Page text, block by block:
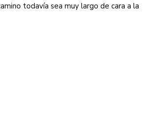
todavía sea muy largo de cara a la